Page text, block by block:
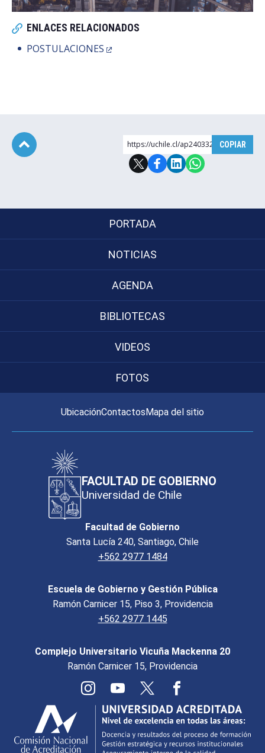
ENLACES RELACIONADOS
POSTULACIONES
https://uchile.cl/ap240332 COPIAR
PORTADA
NOTICIAS
AGENDA
BIBLIOTECAS
VIDEOS
FOTOS
UbicaciónContactos Mapa del sitio
FACULTAD DE GOBIERNO
Universidad de Chile
Facultad de Gobierno
Santa Lucía 240, Santiago, Chile
+562 2977 1484
Escuela de Gobierno y Gestión Pública
Ramón Carnicer 15, Piso 3, Providencia
+562 2977 1445
Complejo Universitario Vicuña Mackenna 20
Ramón Carnicer 15, Providencia